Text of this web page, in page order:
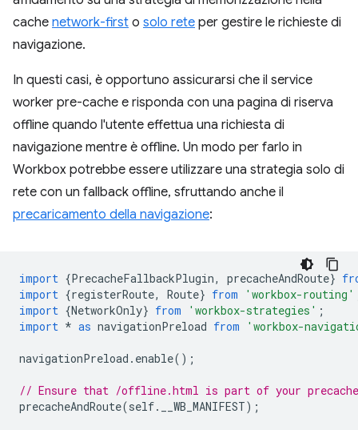
cache network-first o solo rete per gestire le richieste di
navigazione.
In questi casi, è opportuno assicurarsi che il service
worker pre-cache e risponda con una pagina di riserva
offline quando l'utente effettua una richiesta di
navigazione mentre è offline. Un modo per farlo in
Workbox potrebbe essere utilizzare una strategia solo di
rete con un fallback offline, sfruttando anche il
precaricamento della navigazione:
import {PrecacheFallbackPlugin, precacheAndRoute}
import {registerRoute, Route} from 'workbox-routing'
import {NetworkOnly} from 'workbox-strategies' ;
import * as navigationPreload from 'workbox-
navigationPreload . enable();
// Ensure that /offline.html is part of your
precacheAndRoute(self. __WB_MANIFEST);